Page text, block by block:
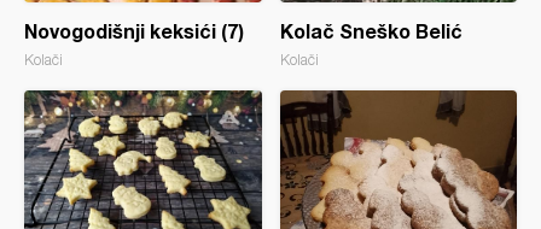
Novogodišnji keksići (7)
Kolači
Kolač Sneško Belić
Kolači